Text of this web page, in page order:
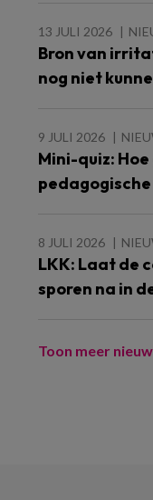
13 JULI 2026
Bron van
nog niet
9 JULI 2026
Mini-quiz:
8 JULI 2026
LKK: Laat de
sporen na in
Toon meer